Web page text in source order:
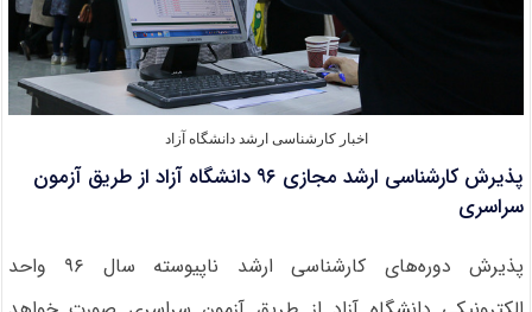
اخبار کارشناسی ارشد دانشگاه آزاد
پذیرش کارشناسی ارشد مجازی ۹۶ دانشگاه آزاد از طریق آزمون
سراسری
پذیرش دوره‌های کارشناسی ارشد ناپیوسته سال ۹۶ واحد